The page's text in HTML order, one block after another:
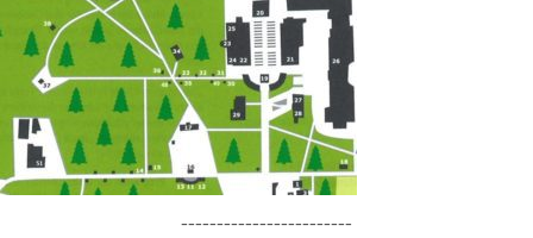
------------------------